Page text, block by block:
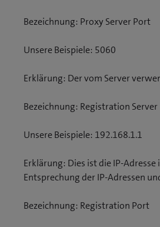
Bezeichnung: Proxy Server Port
Unsere Beispiele: 5060
Erklärung: Der vom Server
Bezeichnung: Registration Server
Unsere Beispiele: 192.168.1.1
Erklärung: Dies ist die IP-
Entsprechung der IP-Adressen
Bezeichnung: Registration Port